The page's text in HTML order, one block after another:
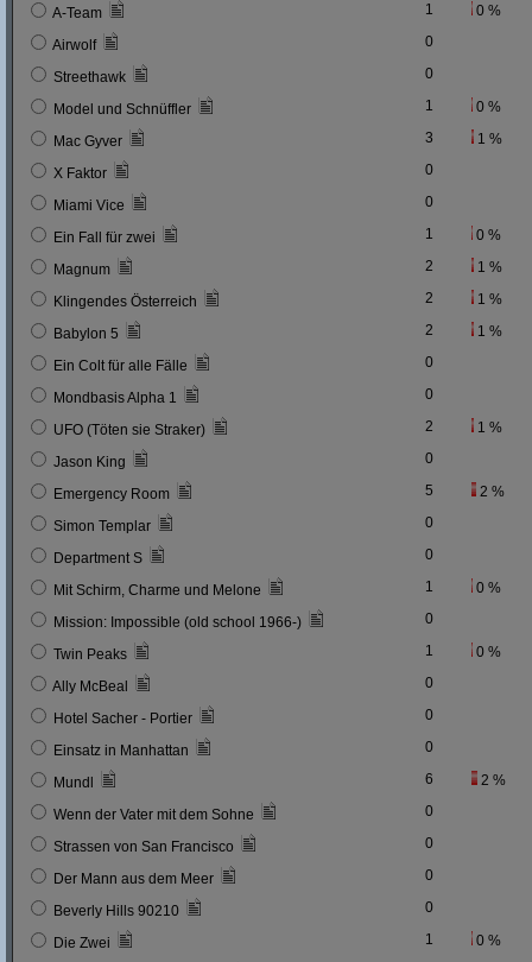
A-Team 1 0 %
Airwolf 0
Streethawk 0
Model und Schnüffler 1 0 %
Mac Gyver 3 1 %
X Faktor 0
Miami Vice 0
Ein Fall für zwei 1 0 %
Magnum 2 1 %
Klingendes Österreich 2 1 %
Babylon 5 2 1 %
Ein Colt für alle Fälle 0
Mondbasis Alpha 1 0
UFO (Töten sie Straker) 2 1 %
Jason King 0
Emergency Room 5 2 %
Simon Templar 0
Department S 0
Mit Schirm, Charme und Melone 1 0 %
Mission: Impossible (old school 1966-) 0
Twin Peaks 1 0 %
Ally McBeal 0
Hotel Sacher - Portier 0
Einsatz in Manhattan 0
Mundl 6 2 %
Wenn der Vater mit dem Sohne 0
Strassen von San Francisco 0
Der Mann aus dem Meer 0
Beverly Hills 90210 0
Die Zwei 1 0 %